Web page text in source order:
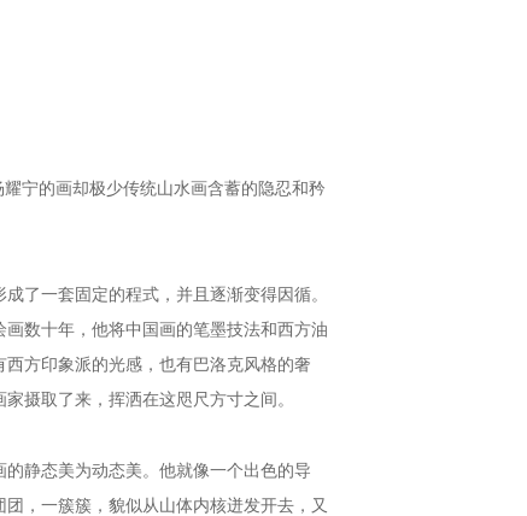
宁的画却极少传统山水画含蓄的隐忍和矜
了一套固定的程式，并且逐渐变得因循。
数十年，他将中国画的笔墨技法和西方油
方印象派的光感，也有巴洛克风格的奢
摄取了来，挥洒在这咫尺方寸之间。
静态美为动态美。他就像一个出色的导
，一簇簇，貌似从山体内核迸发开去，又